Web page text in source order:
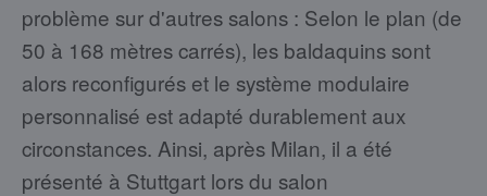
problème sur d'autres salons : Selon le plan (de
50 à 168 mètres carrés), les baldaquins sont
alors reconfigurés et le système modulaire
personnalisé est adapté durablement aux
circonstances. Ainsi, après Milan, il a été
présenté à Stuttgart lors du salon